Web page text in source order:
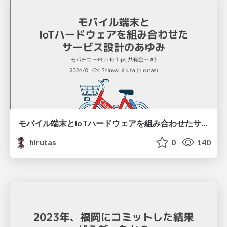
モバイル端末とIoTハードウェアを組み合わせたサービス設計のあゆみ / mobatiki #3
hirutas
0 140